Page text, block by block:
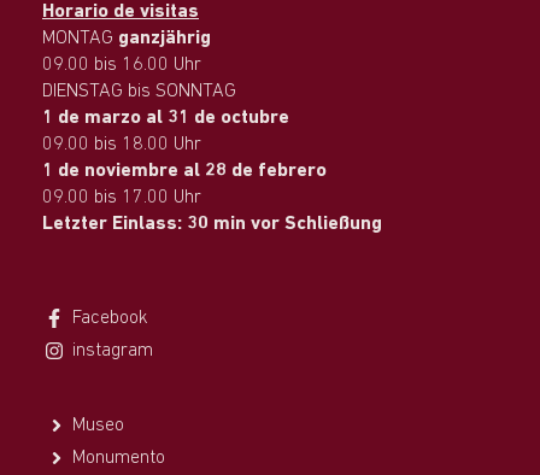
Horario de visitas
MONTAG ganzjährig
09.00 bis 16.00 Uhr
DIENSTAG bis SONNTAG
1 de marzo al 31 de octubre
09.00 bis 18.00 Uhr
1 de noviembre al 28 de febrero
09.00 bis 17.00 Uhr
Letzter Einlass: 30 min vor Schließung
Facebook
instagram
Museo
Monumento